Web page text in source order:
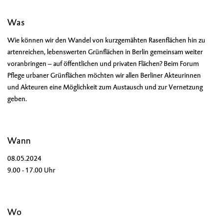
Was
Wie können wir den Wandel von kurzgemähten Rasenflächen hin zu
artenreichen, lebenswerten Grünflächen in Berlin gemeinsam weiter
voranbringen – auf öffentlichen und privaten Flächen? Beim Forum
Pflege urbaner Grünflächen möchten wir allen Berliner Akteurinnen
und Akteuren eine Möglichkeit zum Austausch und zur Vernetzung
geben.
Wann
08.05.2024
9.00 - 17.00 Uhr
Wo